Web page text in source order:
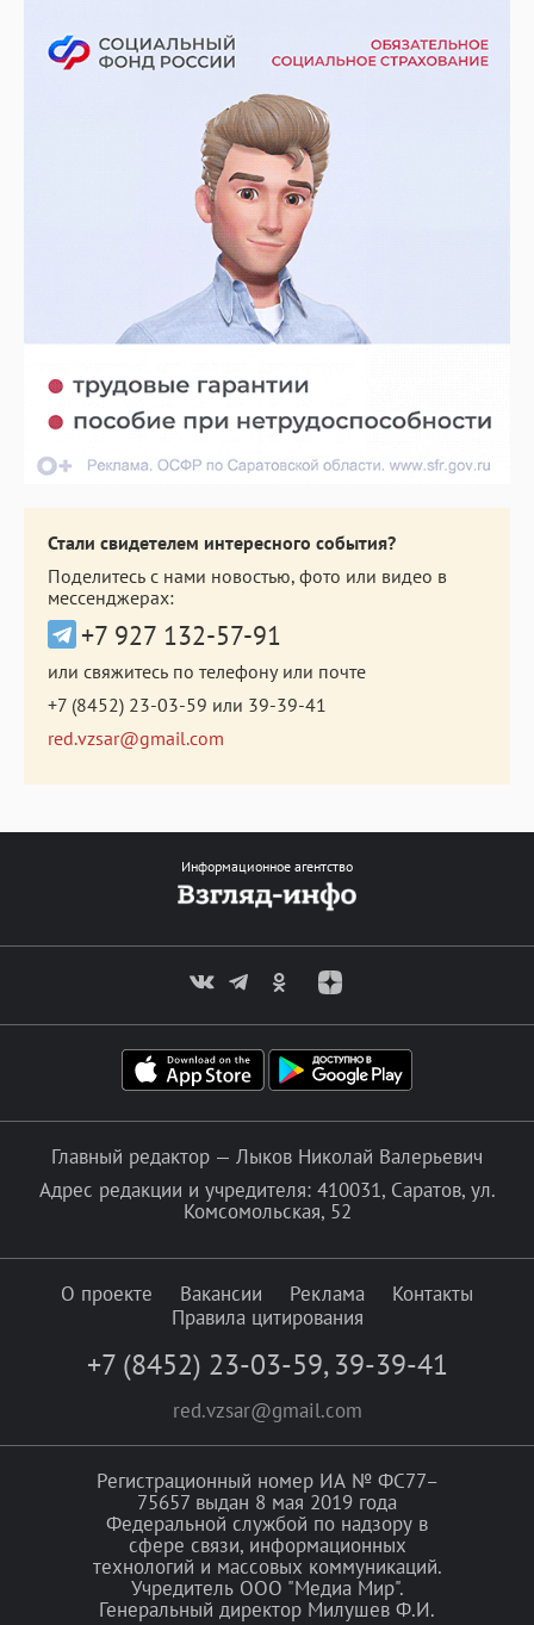
Стали свидетелем интересного события?
Поделитесь с нами новостью, фото или видео в
мессенджерах:
+7 927 132-57-91
или свяжитесь по телефону или почте
+7 (8452) 23-03-59 или 39-39-41
red.vzsar@gmail.com
Информационное агентство
Главный редактор — Лыков Николай Валерьевич
Адрес редакции и учредителя: 410031, Саратов, ул.
Комсомольская, 52
О проекте Вакансии Реклама
Контакты
Правила цитирования
+7 (8452) 23-03-59, 39-39-41
red.vzsar@gmail.com
Регистрационный номер ИА № ФС77–
75657 выдан 8 мая 2019 года
Федеральной службой по надзору в
сфере связи, информационных
технологий и массовых коммуникаций.
Учредитель ООО "Медиа Мир".
Генеральный директор Милушев Ф.И.